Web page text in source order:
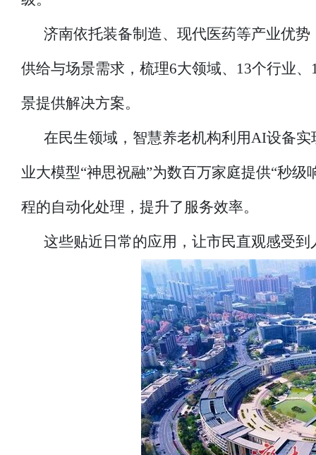
济南依托装备制造、现代医药等产业优
供给与场景需求，梳理6大领域、13个行业
景提供解决方案。
在民生领域，智慧养老机构利用AI设备
业大模型“神思祝融”为数百万家庭提供“秒
程的自动化处理，提升了服务效率。
这些贴近日常的应用，让市民直观感受